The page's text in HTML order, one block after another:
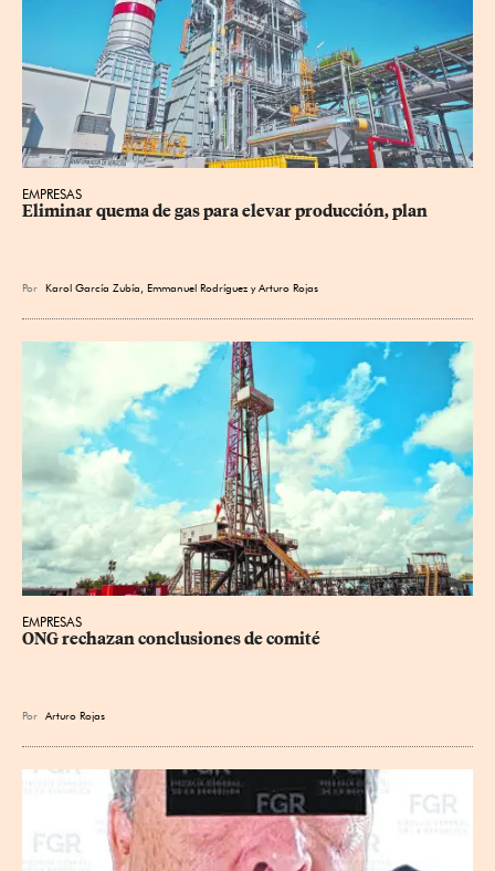
EMPRESAS
Eliminar quema de gas para elevar producción, plan
Por Karol García Zubía, Emmanuel Rodríguez yArturo Rojas
EMPRESAS
ONG rechazan conclusiones de comité
Por Arturo Rojas